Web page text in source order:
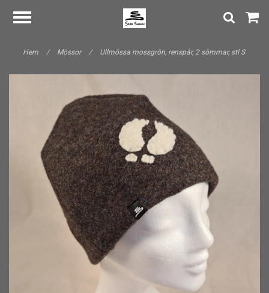
Hem / Mössor / Ullmössa mossgrön, renspår, 2 sömmar, stl S